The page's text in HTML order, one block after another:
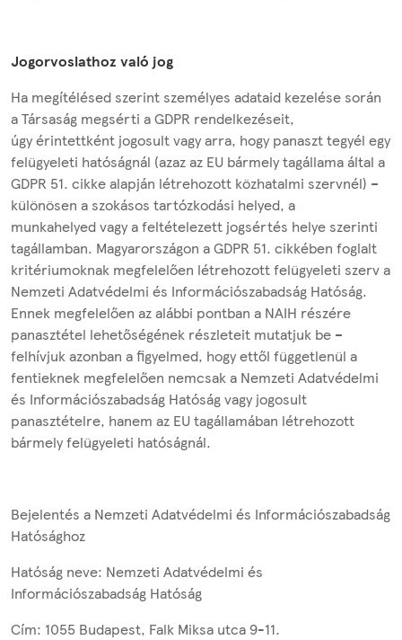
Jogorvoslathoz való jog
Ha megítélésed szerint személyes adataid kezelése során
a Társaság megsérti a GDPR rendelkezéseit,
úgy érintettként jogosult vagy arra, hogy panaszt tegyél egy
felügyeleti hatóságnál (azaz az EU bármely tagállama által a
GDPR 51. cikke alapján létrehozott közhatalmi szervnél) –
különösen a szokásos tartózkodási helyed, a
munkahelyed vagy a feltételezett jogsértés helye szerinti
tagállamban. Magyarországon a GDPR 51. cikkében foglalt
kritériumoknak megfelelően létrehozott felügyeleti szerv a
Nemzeti Adatvédelmi és Információszabadság Hatóság.
Ennek megfelelően az alábbi pontban a NAIH részére
panasztétel lehetőségének részleteit mutatjuk be –
felhívjuk azonban a figyelmed, hogy ettől függetlenül a
fentieknek megfelelően nemcsak a Nemzeti Adatvédelmi
és Információszabadság Hatóság vagy jogosult
panasztételre, hanem az EU tagállamában létrehozott
bármely felügyeleti hatóságnál.
Bejelentés a Nemzeti Adatvédelmi és Információszabadság
Hatósághoz
Hatóság neve: Nemzeti Adatvédelmi és
Információszabadság Hatóság
Cím: 1055 Budapest, Falk Miksa utca 9-11.